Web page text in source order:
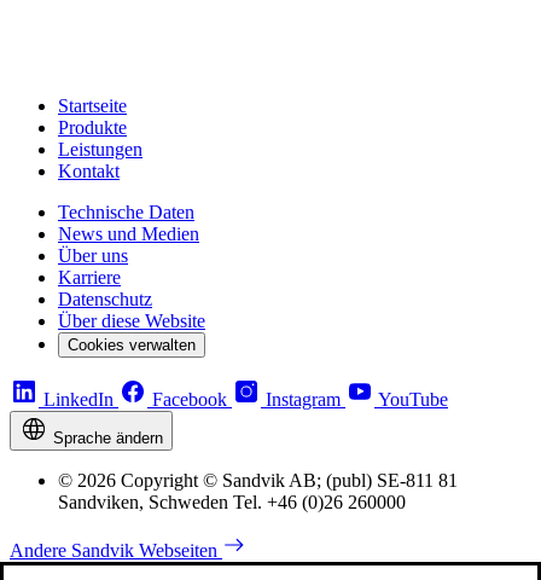
Startseite
Produkte
Leistungen
Kontakt
Technische Daten
News und Medien
Über uns
Karriere
Datenschutz
Über diese Website
Cookies verwalten
LinkedIn Facebook Instagram YouTube
Sprache ändern
© 2026 Copyright © Sandvik AB; (publ) SE-811 81
Sandviken, Schweden Tel. +46 (0)26 260000
Andere Sandvik Webseiten